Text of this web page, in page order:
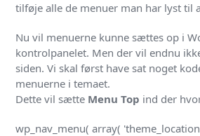
tilføje alle de menuer man har lyst til
Nu vil menuerne kunne sættes op i
kontrolpanelet. Men der vil endnu
siden. Vi skal først have sat noget
menuerne i temaet.
Dette vil sætte Menu Top ind der
wp_nav_menu( array(